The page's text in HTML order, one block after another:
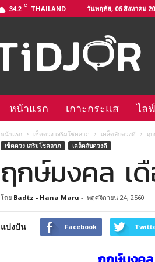
34.2 C THAILAND วันพฤหัส, 06 สิงหาคม
หน้าแรก เกาะกระแส ไล
หน้าแรก เช็คดวง เสริมโชคลาภ เคล็ดลับดวงดี
ฤ
เช็คดวง เสริมโชคลาภ
เคล็ดลับดวงดี
ฤกษ์มงคล เ
โดย Badtz - Hana Maru - พฤศจิกายน 24, 2560
แบ่งปัน Facebook